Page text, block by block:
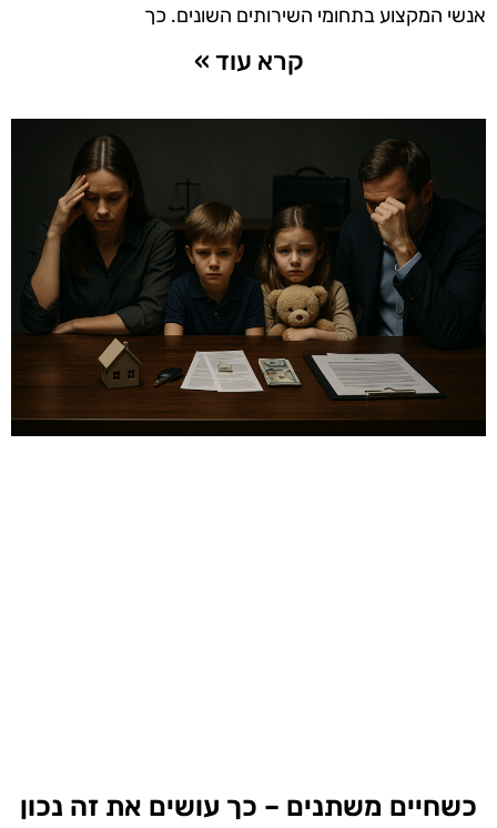
אנשי המקצוע בתחומי השירותים השונים. כך
קרא עוד »
כשחיים משתנים – כך עושים את זה נכון